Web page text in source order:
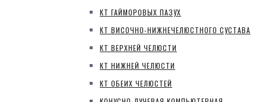
КТ ГАЙМОРОВЫХ ПАЗУХ
КТ ВИСОЧНО-НИЖНЕЧЕЛЮСТНОГО СУСТАВА
КТ ВЕРХНЕЙ ЧЕЛЮСТИ
КТ НИЖНЕЙ ЧЕЛЮСТИ
КТ ОБЕИХ ЧЕЛЮСТЕЙ